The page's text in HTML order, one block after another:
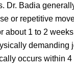
Dr. Badia
or repetitive
about 1 to 2
demanding
occurs within 4